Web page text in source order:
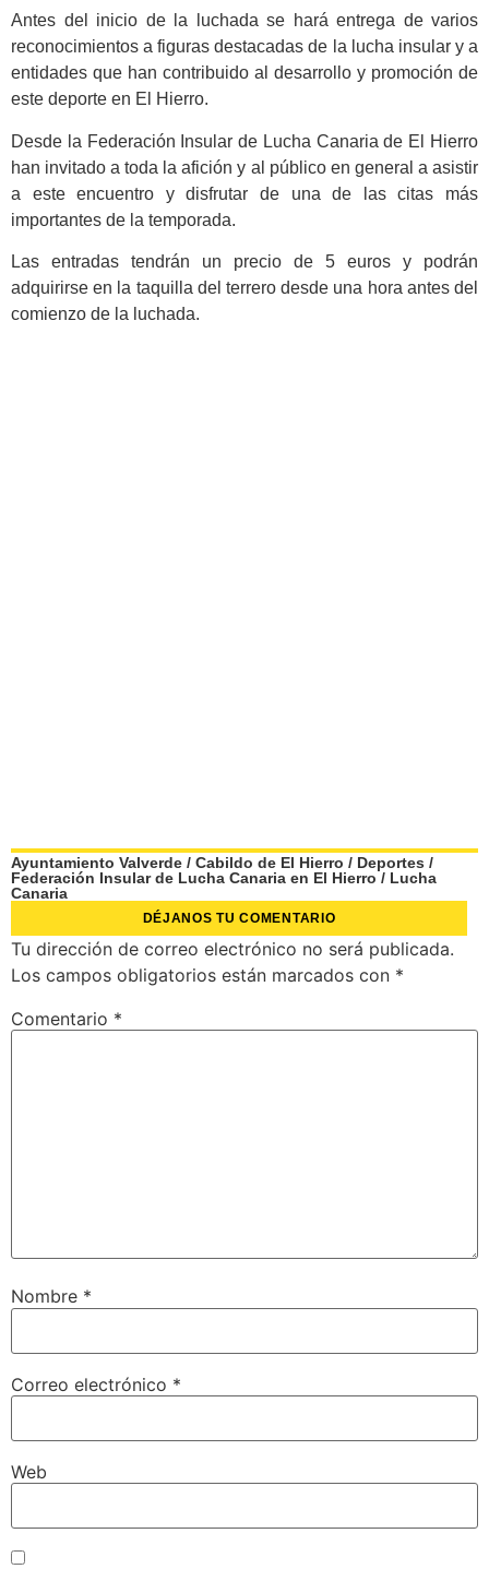
Antes del inicio de la luchada se hará entrega de varios
reconocimientos a figuras destacadas de la lucha insular y a
entidades que han contribuido al desarrollo y promoción de
este deporte en El Hierro.
Desde la Federación Insular de Lucha Canaria de El Hierro
han invitado a toda la afición y al público en general a asistir
a este encuentro y disfrutar de una de las citas más
importantes de la temporada.
Las entradas tendrán un precio de 5 euros y podrán
adquirirse en la taquilla del terrero desde una hora antes del
comienzo de la luchada.
Ayuntamiento Valverde / Cabildo de El Hierro / Deportes /
Federación Insular de Lucha Canaria en El Hierro / Lucha
Canaria
DÉJANOS TU COMENTARIO
Tu dirección de correo electrónico no será publicada.
Los campos obligatorios están marcados con *
Comentario *
Nombre *
Correo electrónico *
Web